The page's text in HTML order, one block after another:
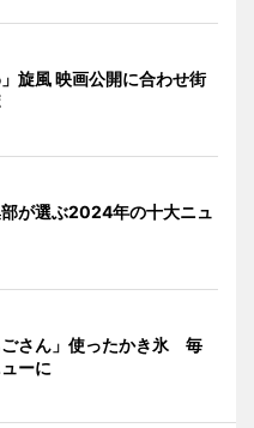
旋風 映画公開に合わせ街
が選ぶ2024年の十大ニュ
さん」使ったかき氷 毎
ーに